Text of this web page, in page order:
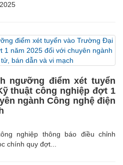
ngưỡng điểm xét tuyển
thuật công nghiệp đợt 1
ngành Công nghệ điện
nghiệp thông báo điều chỉnh
chính quy đợt...